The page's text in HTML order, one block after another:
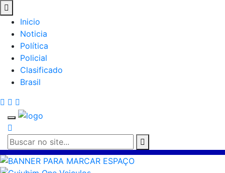
Inicio
Noticia
Política
Policial
Clasificado
Brasil